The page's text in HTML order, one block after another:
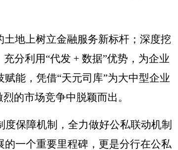
土地上树立金融服务新标杆；深度挖
分利用“代发 + 数据”优势，为企业
能，凭借“天元司库”为大中型企业
的市场竞争中脱颖而出。
度保障机制，全力做好公私联动机制
一个重要里程碑，更是分行在公私